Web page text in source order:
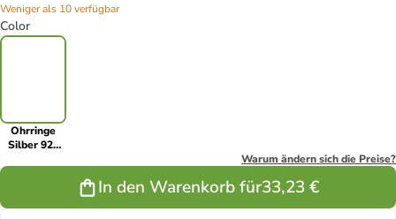
Weniger als 10 verfügbar
Color
Ohrringe
Silber 925
Silber, glanz,
Warum ändern sich die Preise?
In den Warenkorb für33,23 €